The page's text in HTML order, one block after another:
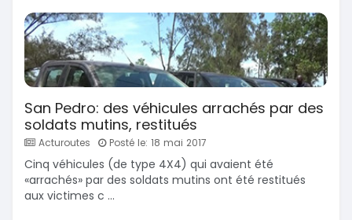
San Pedro: des véhicules arrachés par des
soldats mutins, restitués
Acturoutes Posté le: 18 mai 2017
Cinq véhicules (de type 4X4) qui avaient été
«arrachés» par des soldats mutins ont été restitués
aux victimes c ...